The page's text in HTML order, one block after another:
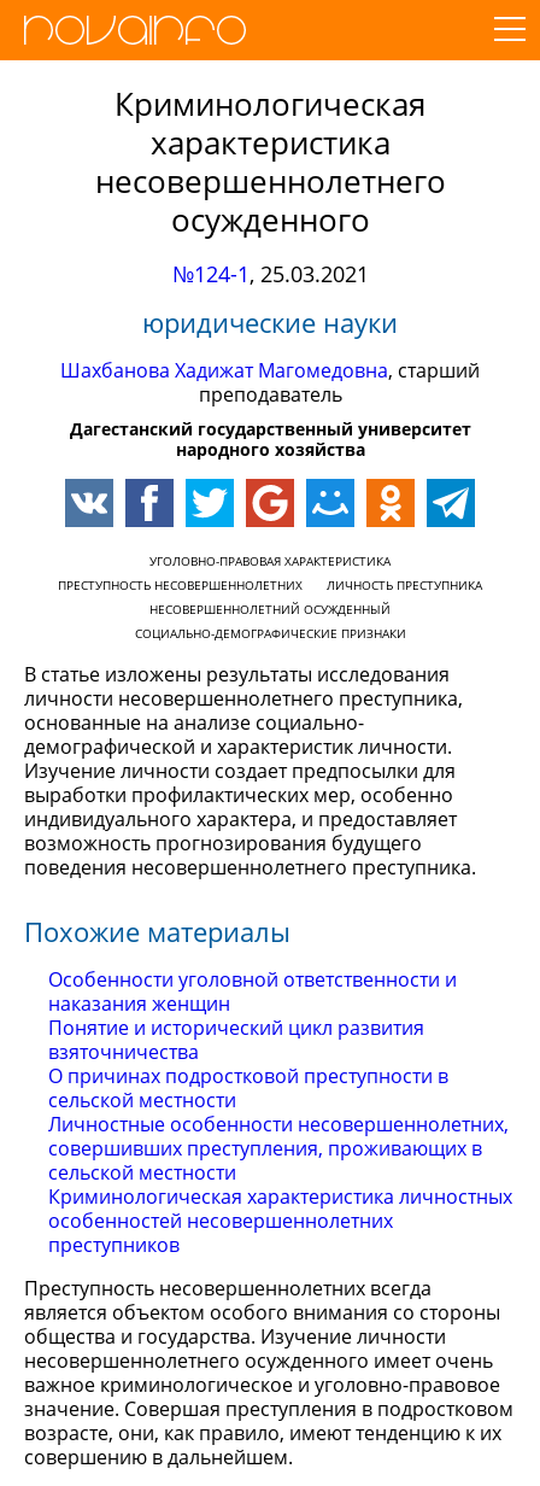
Криминологическая
характеристика
несовершеннолетнего
осужденного
№124-1, 25.03.2021
юридические науки
Шахбанова Хадижат Магомедовна, старший
преподаватель
Дагестанский государственный университет
народного хозяйства
УГОЛОВНО-ПРАВОВАЯ ХАРАКТЕРИСТИКА
ПРЕСТУПНОСТЬ НЕСОВЕРШЕННОЛЕТНИХ
ЛИЧНОСТЬ ПРЕСТУПНИКА
НЕСОВЕРШЕННОЛЕТНИЙ ОСУЖДЕННЫЙ
СОЦИАЛЬНО-ДЕМОГРАФИЧЕСКИЕ ПРИЗНАКИ
В статье изложены результаты исследования
личности несовершеннолетнего преступника,
основанные на анализе социально-
демографической и характеристик личности.
Изучение личности создает предпосылки для
выработки профилактических мер, особенно
индивидуального характера, и предоставляет
возможность прогнозирования будущего
поведения несовершеннолетнего преступника.
Похожие материалы
Особенности уголовной ответственности и
наказания женщин
Понятие и исторический цикл развития
взяточничества
О причинах подростковой преступности в
сельской местности
Личностные особенности несовершеннолетних,
совершивших преступления, проживающих в
сельской местности
Криминологическая характеристика личностных
особенностей несовершеннолетних
преступников
Преступность несовершеннолетних всегда
является объектом особого внимания со стороны
общества и государства. Изучение личности
несовершеннолетнего осужденного имеет очень
важное криминологическое и уголовно-правовое
значение. Совершая преступления в подростковом
возрасте, они, как правило, имеют тенденцию к их
совершению в дальнейшем.